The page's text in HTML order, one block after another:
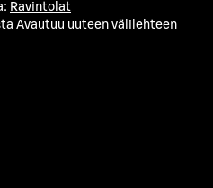
Ravintolat
Avautuu uuteen välilehteen